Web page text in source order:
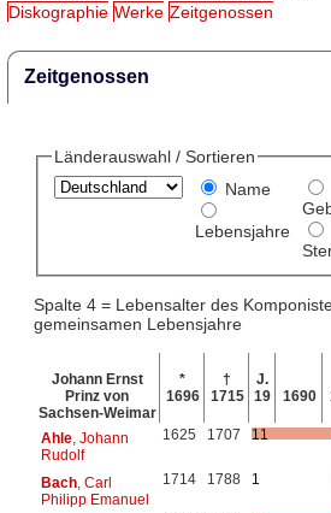
Diskographie Werke Zeitgenossen
Zeitgenossen
Länderauswahl / Sortieren
Name
Lebensjahre
Spalte 4 = Lebensalter des
gemeinsamen Lebensjahre
Johann Ernst
Prinz von
Sachsen-Weimar
*
1696
†
1715
J.
19
1690
Ahle, Johann
Rudolf
1625 1707 11
Bach, Carl
Philipp Emanuel
1714 1788 1